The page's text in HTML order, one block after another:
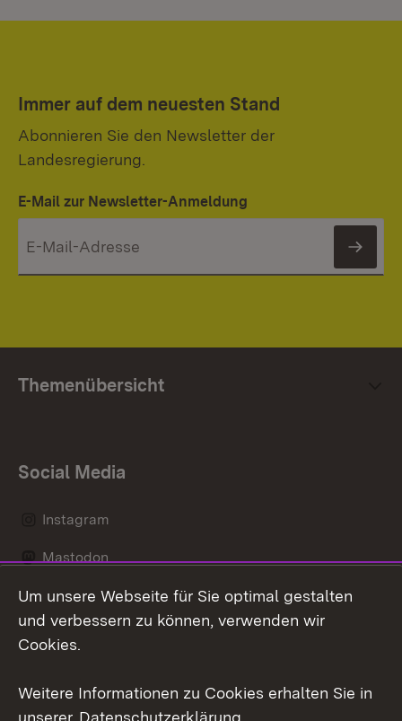
Immer auf dem neuesten Stand
Abonnieren Sie den Newsletter der
Landesregierung.
E-Mail zur Newsletter-Anmeldung
Themenübersicht
Social Media
Instagram
Mastodon
Messenger
Um unsere Webseite für Sie optimal gestalten
und verbessern zu können, verwenden wir
Cookies.
Weitere Informationen zu Cookies erhalten Sie in
unserer Datenschutzerklärung.